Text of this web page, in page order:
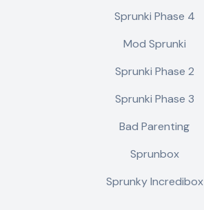
Sprunki Phase 4
Mod Sprunki
Sprunki Phase 2
Sprunki Phase 3
Bad Parenting
Sprunbox
Sprunky Incredibox